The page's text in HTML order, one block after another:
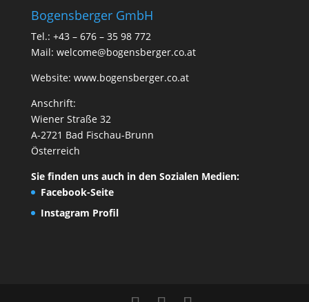
Bogensberger GmbH
Tel.: +43 – 676 – 35 98 772
Mail: welcome@bogensberger.co.at
Website: www.bogensberger.co.at
Anschrift:
Wiener Straße 32
A-2721 Bad Fischau-Brunn
Österreich
Sie finden uns auch in den Sozialen Medien:
Facebook-Seite
Instagram Profil